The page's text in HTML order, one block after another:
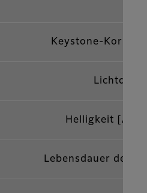
Keystone-
Helligkeit
Lebensdauer der